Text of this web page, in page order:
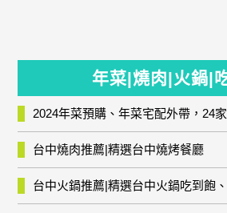
年菜|燒肉|火鍋|
台中燒肉推薦|精選台中燒烤餐廳